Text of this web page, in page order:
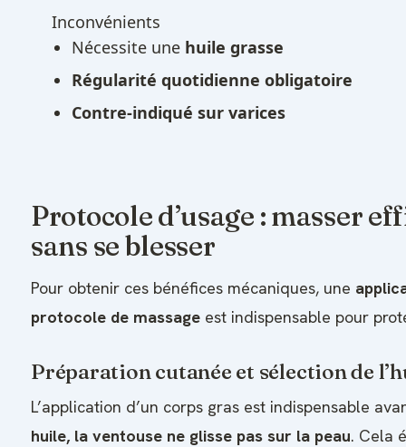
Inconvénients
Nécessite une huile grasse
Régularité quotidienne obligatoire
Contre-indiqué sur varices
Protocole d’usage : masser
sans se blesser
Pour obtenir ces bénéfices mécaniques, une
protocole de massage est indispensable pour
Préparation cutanée et sélection de
L’application d’un corps gras est indispensable
huile, la ventouse ne glisse pas sur la peau. Cela